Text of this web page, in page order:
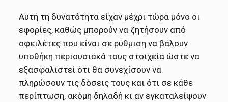
Αυτή τη δυνατότητα είχαν μέχρι τώρα μόνο οι
εφορίες, καθώς μπορούν να ζητήσουν από
οφειλέτες που είναι σε ρύθμιση να βάλουν
υποθήκη περιουσιακά τους στοιχεία ώστε να
εξασφαλιστεί ότι θα συνεχίσουν να
πληρώσουν τις δόσεις τους και ότι σε κάθε
περίπτωση, ακόμη δηλαδή κι αν εγκαταλείψουν